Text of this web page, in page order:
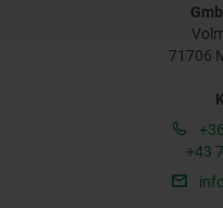
71706
+43